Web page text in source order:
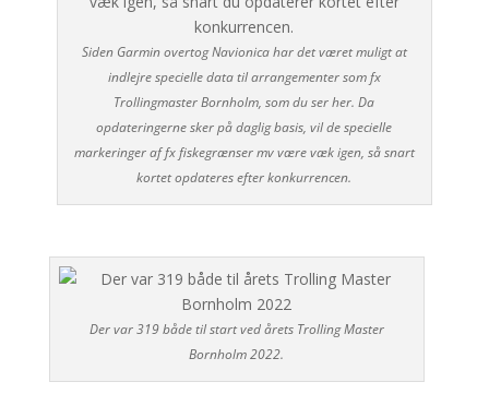
Siden Garmin overtog Navionica har det været muligt at
indlejre specielle data til arrangementer som fx
Trollingmaster Bornholm, som du ser her. Da
opdateringerne sker på daglig basis, vil de specielle
markeringer af fx fiskegrænser mv være væk igen, så snart
kortet opdateres efter konkurrencen.
Der var 319 både til start ved årets Trolling Master
Bornholm 2022.